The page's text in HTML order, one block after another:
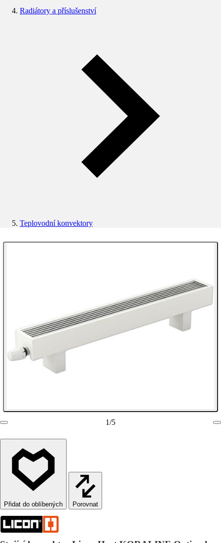
Radiátory a příslušenství
Teplovodní konvektory
1/5
Porovnat